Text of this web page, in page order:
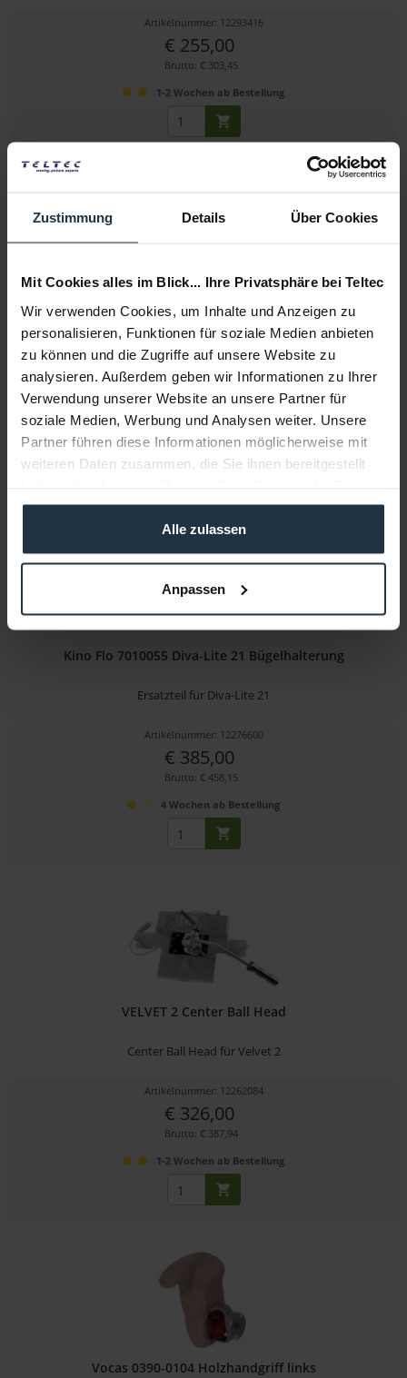
Zustimmung Details Über Cookies
Mit Cookies alles im Blick... Ihre Privatsphäre bei Teltec
Wir verwenden Cookies, um Inhalte und Anzeigen zu
personalisieren, Funktionen für soziale Medien anbieten
zu können und die Zugriffe auf unsere Website zu
analysieren. Außerdem geben wir Informationen zu Ihrer
Verwendung unserer Website an unsere Partner für
soziale Medien, Werbung und Analysen weiter. Unsere
Partner führen diese Informationen möglicherweise mit
weiteren Daten zusammen, die Sie ihnen bereitgestellt
gesammelt haben.
Alle zulassen
Anpassen
Artikelnummer: 12293416
€ 255,00
Brutto: € 303,45
1-2 Wochen ab Bestellung
Hintergrundhalterung 4m (Heavy Duty)
Artikelnummer: 12259605
€ 421,66
Brutto: € 501,78
länger als 4 Wochen
Kino Flo 7010055 Diva-Lite 21 Bügelhalterung
Ersatzteil für Diva-Lite 21
Artikelnummer: 12276600
€ 385,00
Brutto: € 458,15
4 Wochen ab Bestellung
VELVET 2 Center Ball Head
Center Ball Head für Velvet 2
Artikelnummer: 12262084
€ 326,00
Brutto: € 387,94
1-2 Wochen ab Bestellung
Vocas 0390-0104 Holzhandgriff links